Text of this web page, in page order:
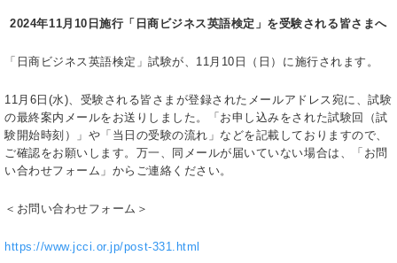
2024年11月10日施行「日商ビジネス英語検定」を受験される皆さまへ
「日商ビジネス英語検定」試験が、11月10日（日）に施行されます。
11月6日(水)、受験される皆さまが登録されたメールアドレス宛に、試験
の最終案内メールをお送りしました。「お申し込みをされた試験回（試
験開始時刻）」や「当日の受験の流れ」などを記載しておりますので、
ご確認をお願いします。万一、同メールが届いていない場合は、「お問
い合わせフォーム」からご連絡ください。
＜お問い合わせフォーム＞
https://www.jcci.or.jp/post-331.html